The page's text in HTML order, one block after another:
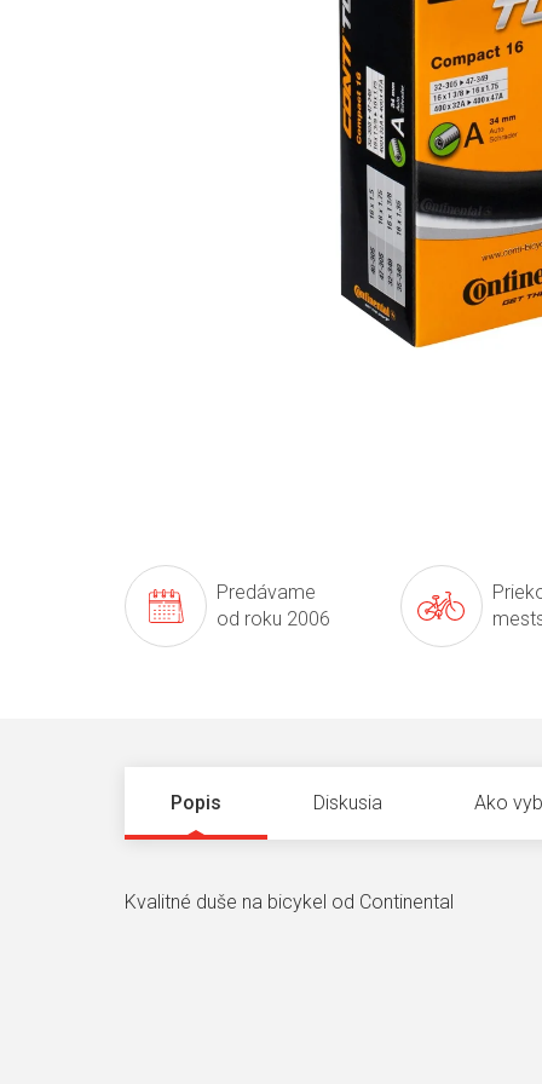
Predávame
od roku 2006
Popis Diskusia Ako
Kvalitné duše na bicykel od Continental